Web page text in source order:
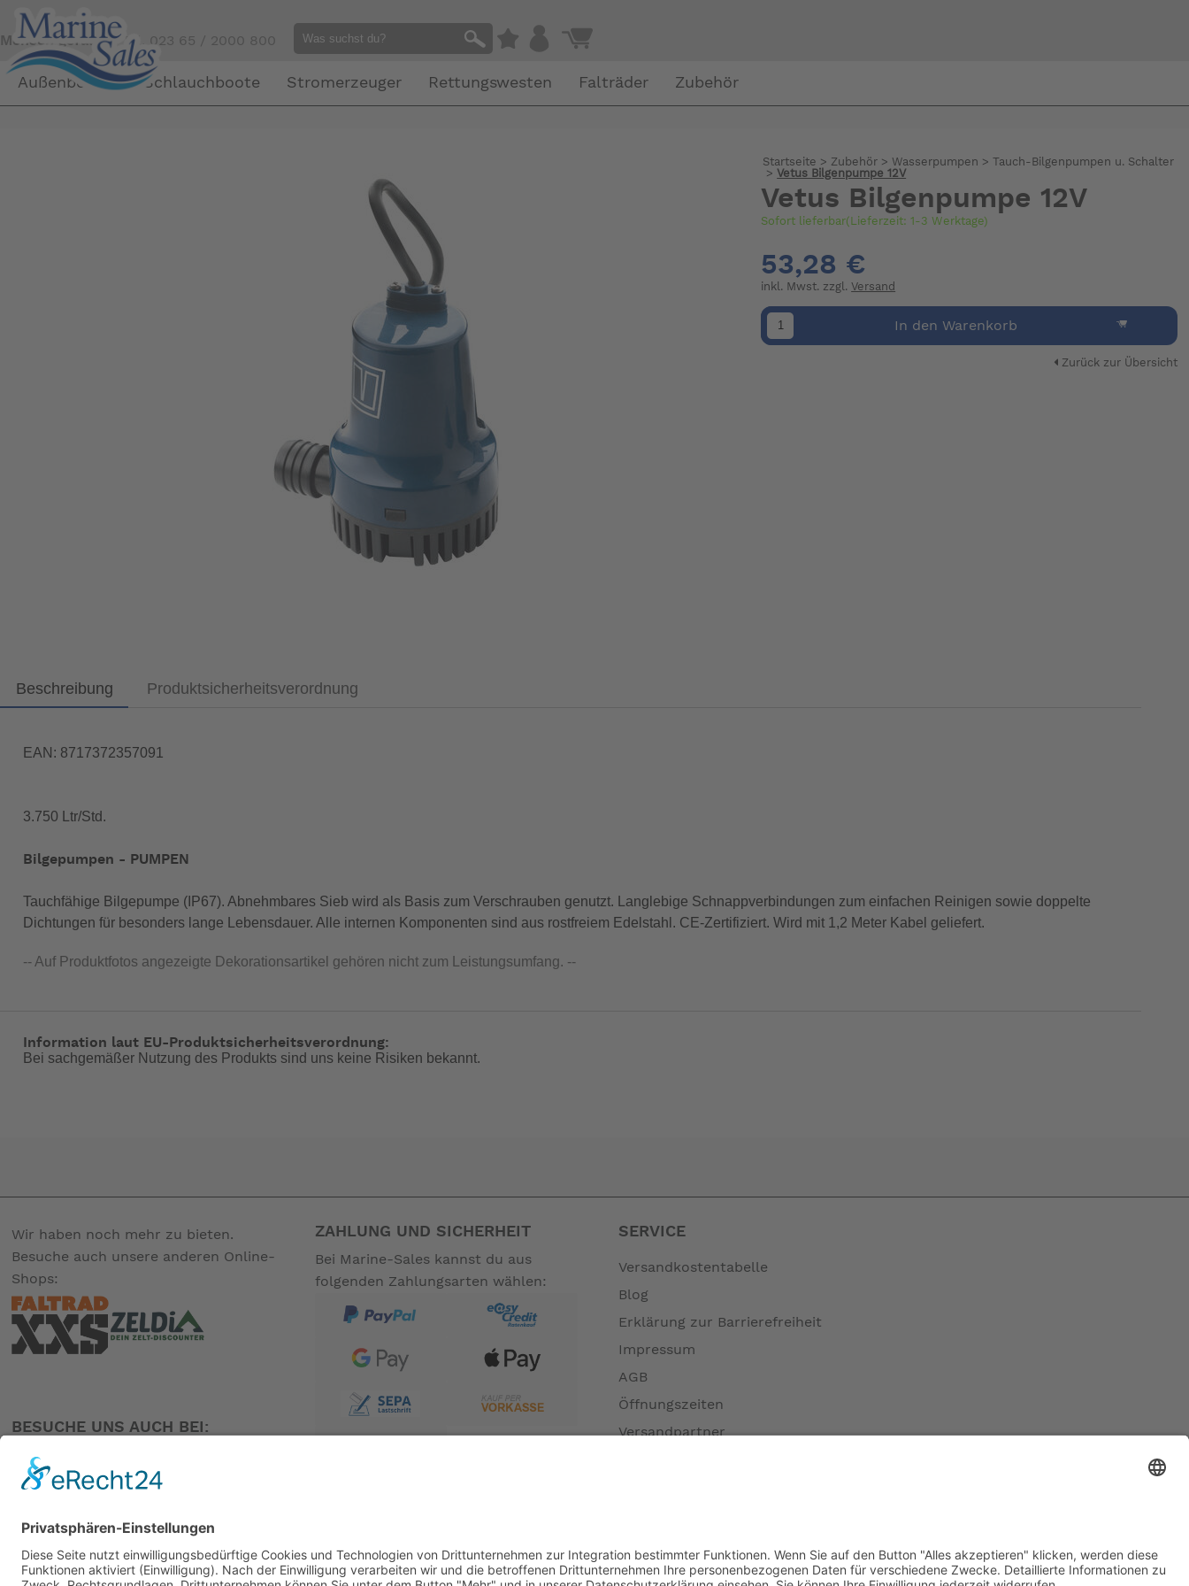
Mensch gefällig?Tel. 023 65 / 2000 800
Außenborder Schlauchboote Stromerzeuger Rettungswesten Falträder Zubehör
Startseite > Zubehör > Wasserpumpen >Tauch-Bilgenpumpen u. Schalter
> Vetus Bilgenpumpe 12V
Vetus Bilgenpumpe 12V
Sofort lieferbar(Lieferzeit: 1-3 Werktage)
53,28 €
inkl. Mwst. zzgl.Versand
In den Warenkorb
Zurück zur Übersicht
Beschreibung Produktsicherheitsverordnung
EAN: 8717372357091
3.750 Ltr/Std.
Bilgepumpen - PUMPEN
Tauchfähige Bilgepumpe (IP67). Abnehmbares Sieb wird als Basis zum Verschrauben genutzt. Langlebige Schnappverbindungen zum einfachen Reinigen sowie doppelte
Dichtungen für besonders lange Lebensdauer. Alle internen Komponenten sind aus rostfreiem Edelstahl. CE-Zertifiziert. Wird mit 1,2 Meter Kabel geliefert.
-- Auf Produktfotos angezeigte Dekorationsartikel gehören nicht zum Leistungsumfang. --
Information laut EU-Produktsicherheitsverordnung:
Bei sachgemäßer Nutzung des Produkts sind uns keine Risiken bekannt.
Wir haben noch mehr zu bieten.
Besuche auch unsere anderen Online-
Shops:
BESUCHE UNS AUCH BEI:
ZAHLUNG UND SICHERHEIT
Bei Marine-Sales kannst du aus
folgenden Zahlungsarten wählen:
SERVICE
Versandkostentabelle
Blog
Erklärung zur Barrierefreiheit
Impressum
AGB
Öffnungszeiten
Versandpartner
Widerrufsrecht MS